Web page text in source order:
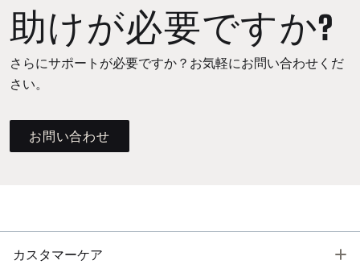
助けが必要ですか?
さらにサポートが必要ですか？お気軽にお問い合わせくだ
さい。
お問い合わせ
カスタマーケア